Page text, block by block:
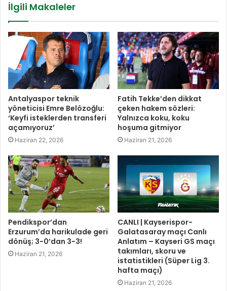
İlgili Makaleler
Antalyaspor teknik
yöneticisi Emre Belözoğlu:
‘Keyfi isteklerden transferi
açamıyoruz’
Haziran 22, 2026
Fatih Tekke’den dikkat
çeken hakem sözleri:
Yalnızca koku, koku
hoşuma gitmiyor
Haziran 21, 2026
Pendikspor’dan
Erzurum’da harikulade geri
dönüş; 3-0’dan 3-3!
Haziran 21, 2026
CANLI | Kayserispor-
Galatasaray maçı Canlı
Anlatım – Kayseri GS maçı
takımları, skoru ve
istatistikleri (Süper Lig 3.
hafta maçı)
Haziran 21, 2026